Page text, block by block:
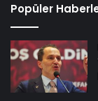
Popüler